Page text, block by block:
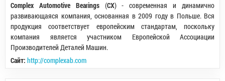
Complex Automotive Bearings(CX) - современная и динамично
развивающаяся компания, основанная в 2009 году в Польше. Вся
продукция соответствует европейским стандартам, поскольку
компания является участником Европейской Ассоциации
Производителей Деталей Машин.
Сайт: http://complexab.com